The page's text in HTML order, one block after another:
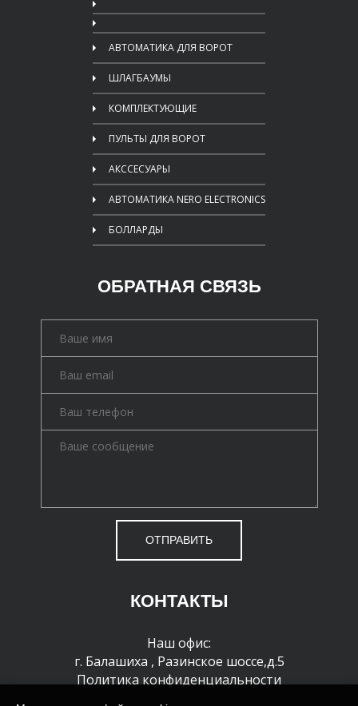
АВТОМАТИКА ДЛЯ ВОРОТ
ШЛАГБАУМЫ
КОМПЛЕКТУЮЩИЕ
ПУЛЬТЫ ДЛЯ ВОРОТ
АКССЕСУАРЫ
АВТОМАТИКА NERO ELECTRONICS
БОЛЛАРДЫ
ОБРАТНАЯ СВЯЗЬ
ОТПРАВИТЬ
КОНТАКТЫ
Наш офис:
г. Балашиха , Разинское шоссе,д.5
Политика конфиденциальности